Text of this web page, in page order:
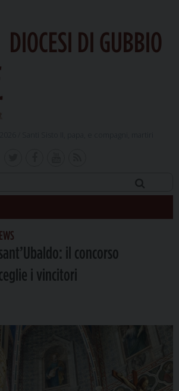
DIOCESI DI GUBBIO
il concorso
i vincitori